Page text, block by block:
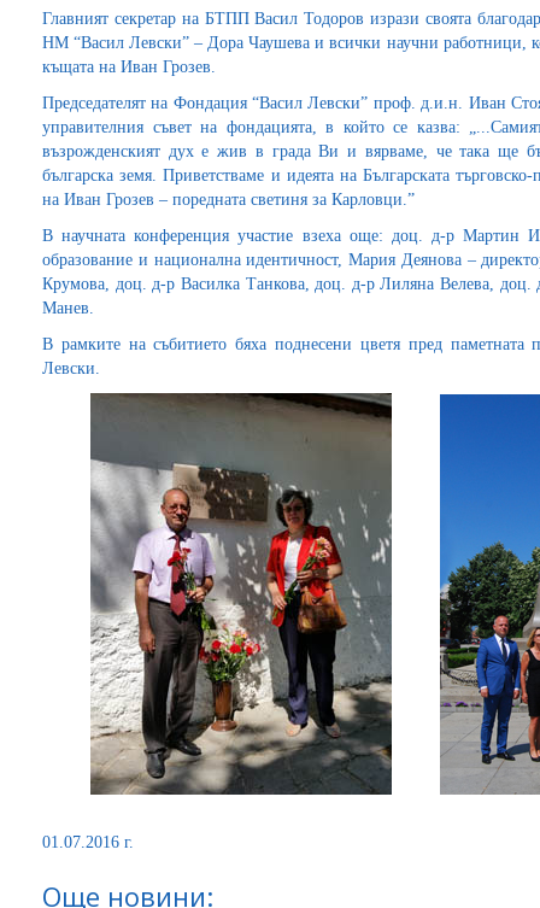
Главният секретар на БТПП Васил Тодоров изрази своята
НМ “Васил Левски” – Дора Чаушева и всички научни работници,
къщата на Иван Грозев.
Председателят на Фондация “Васил Левски” проф. д.и.н. Иван
управителния съвет на фондацията, в който се казва:
възрожденският дух е жив в града Ви и вярваме, че така ще
българска земя. Приветстваме и идеята на Българската
на Иван Грозев – поредната светиня за Карловци.”
В научната конференция участие взеха още: доц. д-р Мартин
образование и национална идентичност, Мария Деянова –
Крумова, доц. д-р Василка Танкова, доц. д-р Лиляна Велева,
Манев.
В рамките на събитието бяха поднесени цветя пред
Левски.
01.07.2016 г.
Още новини: